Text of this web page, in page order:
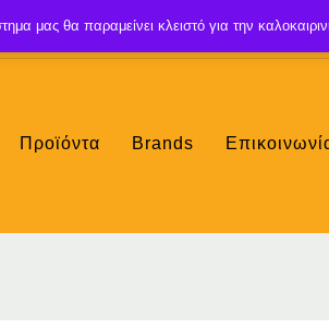
Προϊόντα Brands
μας θα παραμείνει κλειστό για την